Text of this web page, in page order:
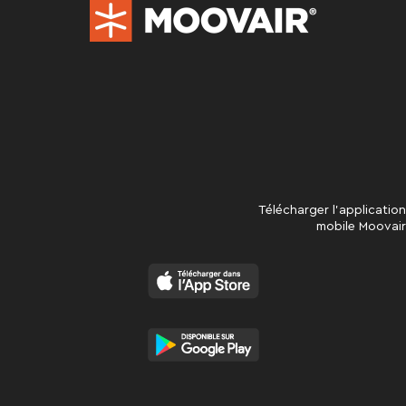
Télécharger l’application
mobile Moovair